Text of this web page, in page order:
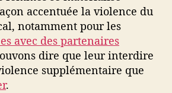
accentuée la violence du
notamment pour les
avec des partenaires
dire que leur interdire
supplémentaire que
.